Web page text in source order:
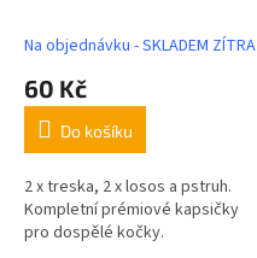
Na objednávku - SKLADEM ZÍTRA
60 Kč
Do košíku
2 x treska, 2 x losos a pstruh.
Kompletní prémiové kapsičky
pro dospělé kočky.